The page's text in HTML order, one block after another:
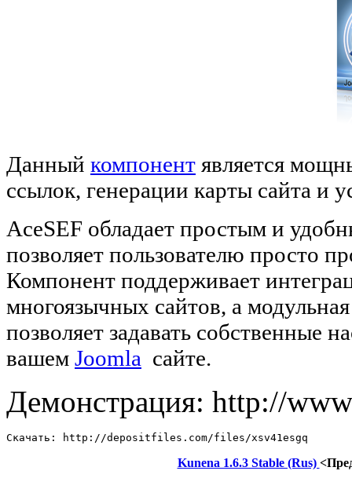
Данный компонент является
ссылок, генерации карты сайта и
AceSEF обладает простым и
позволяет пользователю просто
Компонент поддерживает
многоязычных сайтов, а
позволяет задавать собственные
вашем Joomla сайте.
Демонстрация: http://
Скачать: http://depositfiles.com/files/xsv41esgq
Kunena 1.6.3 Stable (Rus)